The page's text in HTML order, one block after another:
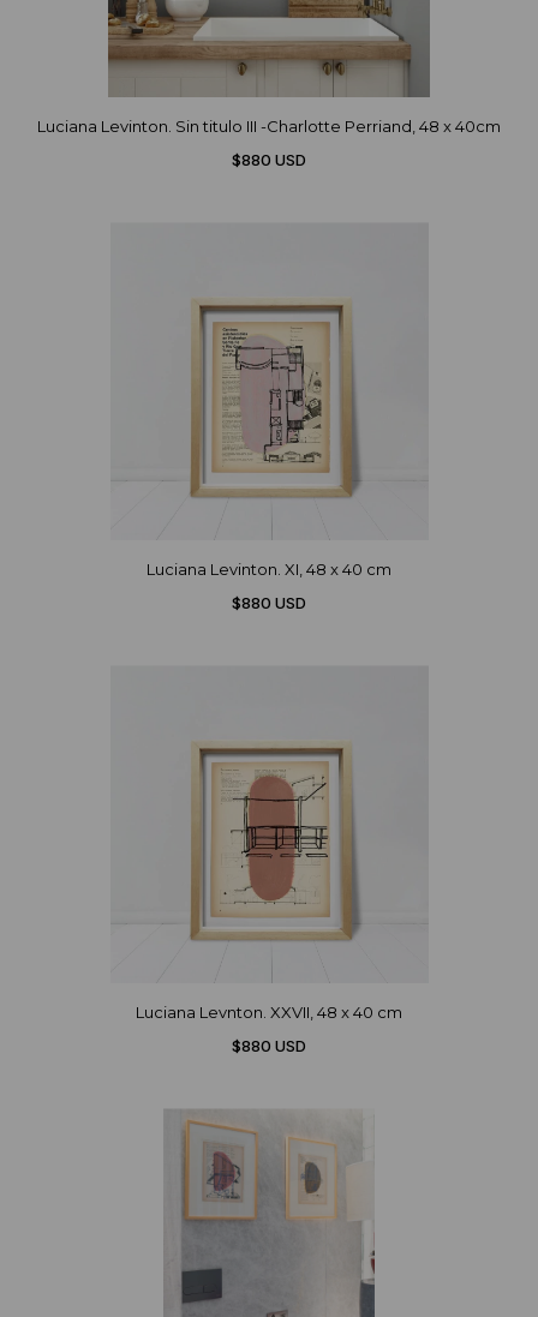
Luciana Levinton. Sin titulo III -Charlotte Perriand, 48 x 40cm
$880 USD
Luciana Levinton. XI, 48 x 40 cm
$880 USD
Luciana Levnton. XXVII, 48 x 40 cm
$880 USD